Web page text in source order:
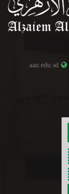
aau.edu.sd